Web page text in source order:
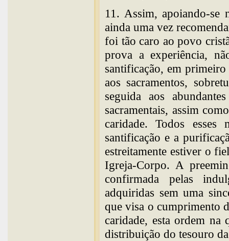
11. Assim, apoiando-se
ainda uma vez
foi tão caro ao povo
prova a experiência,
santificação, em
aos sacramentos,
seguida aos
sacramentais, assim
caridade. Todos
santificação e a
estreitamente estiver o
Igreja-Corpo. A
confirmada pelas
adquiridas sem uma
que visa o cumprimento
caridade, esta ordem na
distribuição do tesouro